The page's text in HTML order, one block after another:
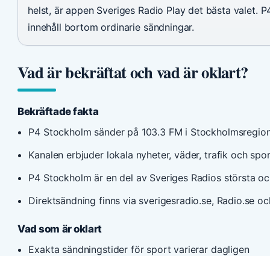
helst, är appen Sveriges Radio Play det bästa valet.
innehåll bortom ordinarie sändningar.
Vad är bekräftat och vad är oklart?
Bekräftade fakta
P4 Stockholm sänder på 103.3 FM i
Kanalen erbjuder lokala nyheter, väder, trafik och
P4 Stockholm är en del av Sveriges Radios största
Direktsändning finns via sverigesradio.se, Radio.se
Vad som är oklart
Exakta sändningstider för sport varierar dagligen